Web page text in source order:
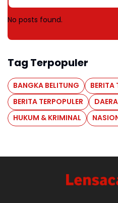
No posts found.
Tag Terpopuler
BANGKA BELITUNG
BERITA
BERITA TERPOPULER
HUKUM & KRIMINAL